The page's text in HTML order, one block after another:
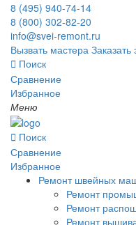
8 (495) 940-74-14
8 (800) 302-82-20
info@svei-remont.ru
Вызвать мастера Заказать
Поиск
Сравнение
Избранное
Меню
Поиск
Сравнение
Избранное
Ремонт швейных
Ремонт
Ремонт
Ремонт